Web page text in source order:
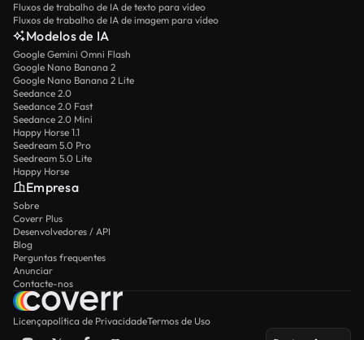
Fluxos de trabalho de IA de texto para vídeo
Fluxos de trabalho de IA de imagem para vídeo
Modelos de IA
Google Gemini Omni Flash
Google Nano Banana 2
Google Nano Banana 2 Lite
Seedance 2.0
Seedance 2.0 Fast
Seedance 2.0 Mini
Happy Horse 1.1
Seedream 5.0 Pro
Seedream 5.0 Lite
Happy Horse
Empresa
Sobre
Coverr Plus
Desenvolvedores / API
Blog
Perguntas frequentes
Anunciar
Contacte-nos
Licençapolítica de PrivacidadeTermos de Uso